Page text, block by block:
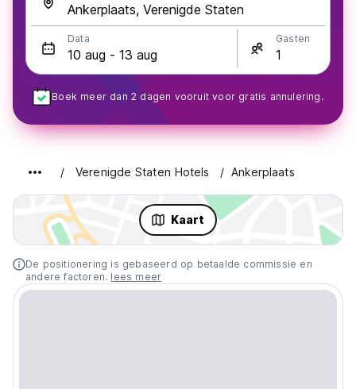
Data Gasten
Boek meer dan 2 dagen vooruit voor gratis annulering.
Verenigde Staten Hotels Ankerplaats
Kaart
De positionering is gebaseerd op betaalde commissie en
andere factoren. lees meer